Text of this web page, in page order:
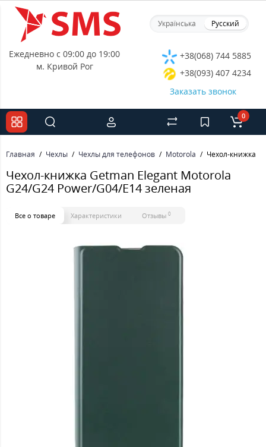
Українська Русский
Ежедневно с 09:00 до 19:00
м. Кривой Рог
+38(068) 744 5885
+38(093) 407 4234
Заказать звонок
0
Главная Чехлы Чехлы для телефонов Motorola Чехол-книжка
Чехол-книжка Getman Elegant Motorola
G24/G24 Power/G04/E14 зеленая
Все о товаре Характеристики Отзывы 0